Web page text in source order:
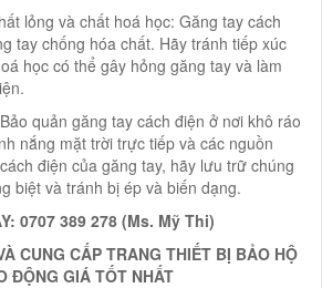
lỏng và chất hoá học: Găng tay cách
tay chống hóa chất. Hãy tránh tiếp xúc
học có thể gây hỏng găng tay và làm
quản găng tay cách điện ở nơi khô ráo
nắng mặt trời trực tiếp và các nguồn
điện của găng tay, hãy lưu trữ chúng
biệt và tránh bị ép và biến dạng.
0707 389 278(Ms. Mỹ Thi)
CUNG CẤP TRANG THIẾT BỊ BẢO HỘ
ĐỘNG GIÁ TỐT NHẤT